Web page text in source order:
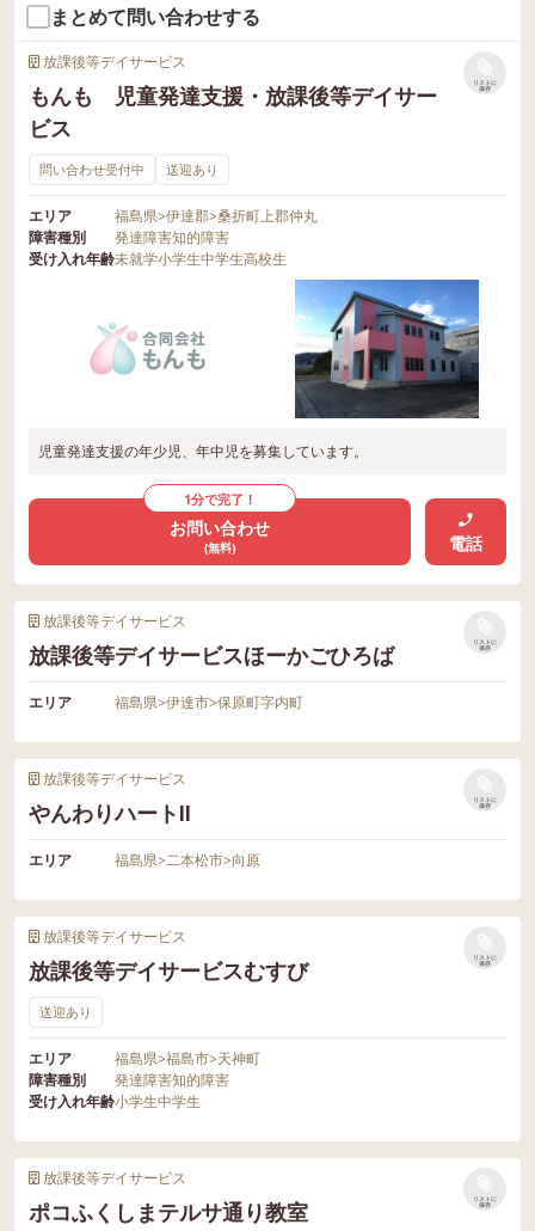
まとめて問い合わせする
放課後等デイサービス
もんも 児童発達支援・放課後等デイサー
ビス
リストに
保存
問い合わせ受付中 送迎あり
エリア 福島県>伊達郡>桑折町上郡仲丸
障害種別
発達障害知的障害
受け入れ年齢未就学小学生中学生高校生
児童発達支援の年少児、年中児を募集しています。
1分で完了！
お問い合わせ
(無料) 電話
放課後等デイサービス
放課後等デイサービスほーかごひろば
リストに
保存
エリア 福島県>伊達市>保原町字内町
放課後等デイサービス
やんわりハートⅡ
リストに
保存
エリア 福島県>二本松市>向原
放課後等デイサービス
放課後等デイサービスむすび
リストに
保存
送迎あり
エリア 福島県>福島市>天神町
障害種別
発達障害知的障害
受け入れ年齢小学生中学生
放課後等デイサービス
ポコふくしまテルサ通り教室
リストに
保存